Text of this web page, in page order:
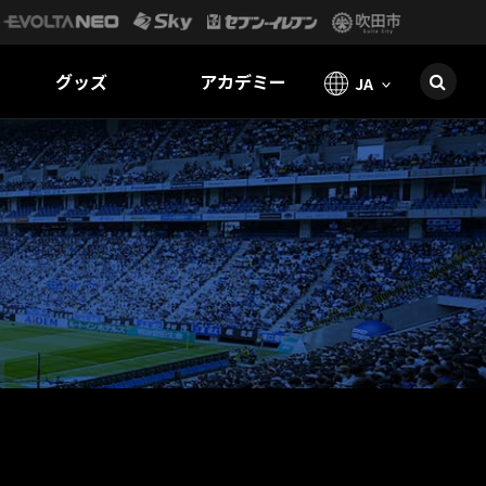
グッズ アカデミー JA